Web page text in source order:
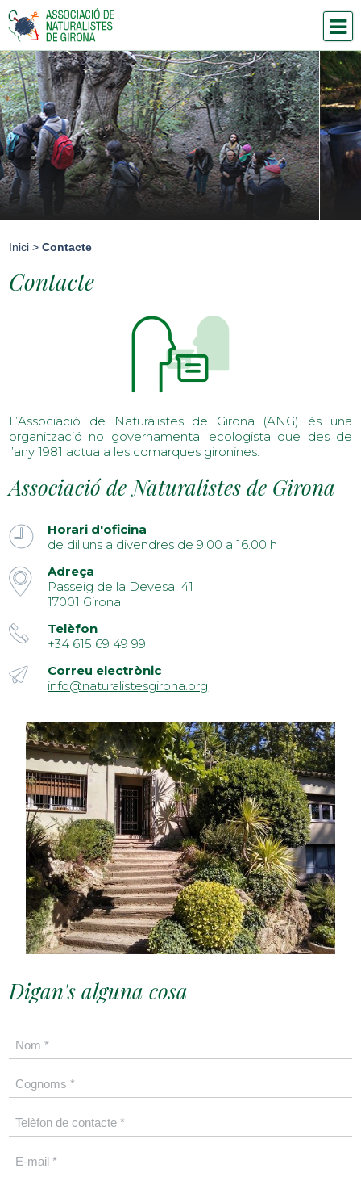
Inici > Contacte
Contacte
L’Associació de Naturalistes de Girona (ANG) és una
organització no governamental ecologista que des de
l’any 1981 actua a les comarques gironines.
Associació de Naturalistes de Girona
Horari d'oficina
de dilluns a divendres de 9.00 a 16.00 h
Adreça
Passeig de la Devesa, 41
17001 Girona
Telèfon
+34 615 69 49 99
Correu electrònic
info@naturalistesgirona.org
Digan's alguna cosa